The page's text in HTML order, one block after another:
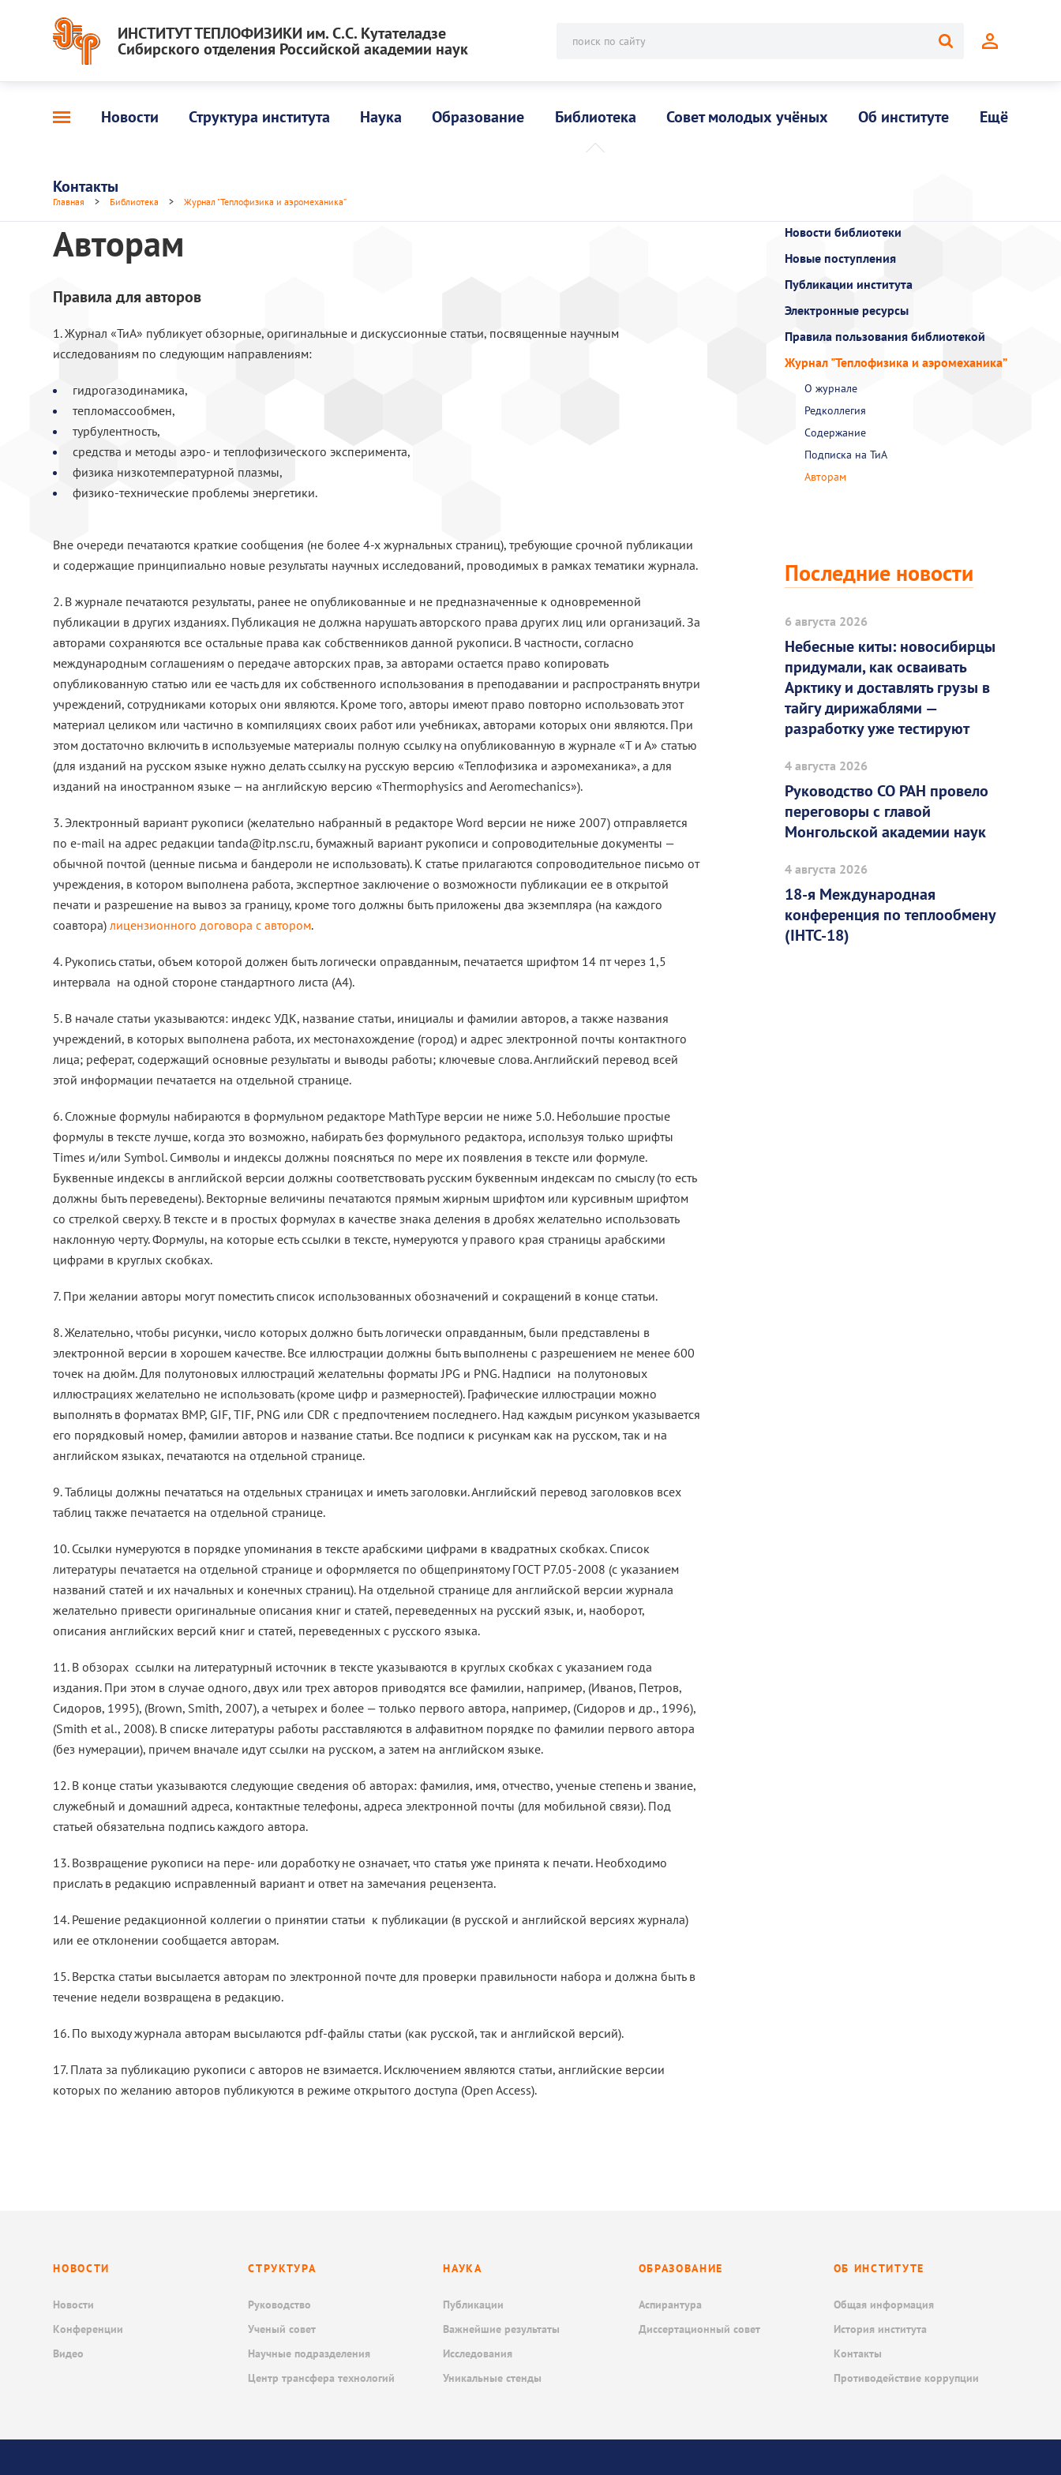
ИНСТИТУТ ТЕПЛОФИЗИКИ им. С.С. Кутателадзе
Сибирского отделения Российской академии наук поиск по сайту
Новости Структура института Наука Образование Библиотека Совет молодых учёных Об институте Ещё
Контакты
Главная > Библиотека > Журнал "Теплофизика и аэромеханика”
Авторам
Правила для авторов
1. Журнал «ТиА» публикует обзорные, оригинальные и дискуссионные статьи, посвященные научным
исследованиям по следующим направлениям:
гидрогазодинамика,
тепломассообмен,
турбулентность,
средства и методы аэро- и теплофизического эксперимента,
физика низкотемпературной плазмы,
физико-технические проблемы энергетики.
Вне очереди печатаются краткие сообщения (не более 4-х журнальных страниц), требующие срочной публикации
и содержащие принципиально новые результаты научных исследований, проводимых в рамках тематики журнала.
2. В журнале печатаются результаты, ранее не опубликованные и не предназ­наченные к одновременной
публикации в других изданиях. Публикация не должна нарушать авторского права других лиц или организаций. За
авторами сохраняются все остальные права как собственников данной рукописи. В частности, согласно
международным соглашениям о передаче авторских прав, за авторами остается право копировать
опубликованную статью или ее часть для их собственного использования в преподавании и распространять внутри
учреждений, сотрудниками которых они являются. Кроме того, авторы имеют право повторно использовать этот
материал целиком или частично в компиляциях своих работ или учебниках, авторами которых они являются. При
этом достаточно включить в используемые материалы полную ссылку на опубликованную в журнале «Т и А» статью
(для изданий на русском языке нужно делать ссылку на русскую версию «Теплофизика и аэромеханика», а для
изданий на иностранном языке — на английскую версию «Thermophysics and Aeromechanics»).
3. Электронный вариант рукописи (желательно набранный в редакторе Word версии не ниже 2007) отправляется
по e-mail на адрес редакции tanda@itp.nsc.ru, бумажный вариант рукописи и сопроводительные документы —
обычной почтой (ценные письма и бандероли не использовать). К статье прилагаются сопроводительное письмо от
учреждения, в котором выполнена работа, экспертное заключение о возможности публикации ее в открытой
печати и разрешение на вывоз за границу, кроме того должны быть приложены два экземпляра (на каждого
соавтора)лицензионного договора с автором.
4. Рукопись статьи, объем которой должен быть логически оправданным, печатается шрифтом 14 пт через 1,5
интервала на одной стороне стандартного листа (А4).
5. В начале статьи указываются: индекс УДК, название статьи, инициалы и фамилии авторов, а также названия
учреждений, в которых выполнена работа, их местонахождение (город) и адрес электронной почты контактного
лица; реферат, содержащий основные результаты и выводы работы; ключевые слова. Английский перевод всей
этой информации печатается на отдельной странице.
6. Сложные формулы набираются в формульном редакторе MathType версии не ниже 5.0. Небольшие простые
формулы в тексте лучше, когда это возможно, набирать без формульного редактора, используя только шрифты
Times и/или Symbol. Символы и индексы должны поясняться по мере их появления в тексте или формуле.
Буквенные индексы в английской версии должны соответствовать русским буквенным индексам по смыслу (то есть
должны быть переведены). Векторные величины печатаются прямым жирным шрифтом или курсивным шрифтом
со стрелкой сверху. В тексте и в простых формулах в качестве знака деления в дробях желательно использовать
наклонную черту. Формулы, на которые есть ссылки в тексте, нумеруются у правого края страницы арабскими
цифрами в круглых скобках.
7. При желании авторы могут поместить список использованных обозначений и сокращений в конце статьи.
8. Желательно, чтобы рисунки, число которых должно быть логически оправданным, были представлены в
электронной версии в хорошем качестве. Все иллюстрации должны быть выполнены с разрешением не менее 600
точек на дюйм. Для полутоновых иллюстраций желательны форматы JPG и PNG. Надписи на полутоновых
иллюстрациях желательно не использовать (кроме цифр и размерностей). Графические иллюстрации можно
выполнять в форматах BMP, GIF, TIF, PNG или CDR с предпочтением последнего. Над каждым рисунком указывается
его порядковый номер, фамилии авторов и название статьи. Все подписи к рисункам как на русском, так и на
английском языках, печатаются на отдельной странице.
9. Таблицы должны печататься на отдельных страницах и иметь заголовки. Англий­ский перевод заголовков всех
таблиц также печатается на отдельной странице.
10. Ссылки нумеруются в порядке упоминания в тексте арабскими цифрами в квад­ратных скобках. Список
литературы печатается на отдельной странице и оформляется по общепринятому ГОСТ Р7.05-2008 (с указанием
названий статей и их начальных и конечных страниц). На отдельной странице для английской версии журнала
желательно привести оригинальные описания книг и статей, переведенных на русский язык, и, наоборот,
описания английских версий книг и статей, переведенных с русского языка.
11. В обзорах ссылки на литературный источник в тексте указываются в круглых скобках с указанием года
издания. При этом в случае одного, двух или трех авторов приводятся все фамилии, например, (Иванов, Петров,
Сидоров, 1995), (Brown, Smith, 2007), а четырех и более — только первого автора, например, (Сидоров и др., 1996),
(Smith et al., 2008). В списке литературы работы расставляются в алфавитном порядке по фамилии первого автора
(без нумерации), причем вначале идут ссылки на русском, а затем на английском языке.
12. В конце статьи указываются следующие сведения об авторах: фамилия, имя, отчество, ученые степень и звание,
служебный и домашний адреса, контактные телефоны, адреса электронной почты (для мобильной связи). Под
статьей обязательна подпись каждого автора.
13. Возвращение рукописи на пере- или доработку не означает, что статья уже принята к печати. Необходимо
прислать в редакцию исправленный вариант и ответ на замечания рецензента.
14. Решение редакционной коллегии о принятии статьи к публикации (в русской и английской версиях журнала)
или ее отклонении сообщается авторам.
15. Верстка статьи высылается авторам по электронной почте для проверки правильности набора и должна быть в
течение недели возвращена в редакцию.
16. По выходу журнала авторам высылаются pdf-файлы статьи (как русской, так и английской версий).
17. Плата за публикацию рукописи с авторов не взимается. Исключением являются статьи, английские версии
которых по желанию авторов публикуются в режиме открытого доступа (Open Access).
Новости библиотеки
Новые поступления
Публикации института
Электронные ресурсы
Правила пользования библиотекой
Журнал "Теплофизика и аэромеханика”
О журнале
Редколлегия
Содержание
Подписка на ТиА
Авторам
Последние новости
6 августа 2026
Небесные киты: новосибирцы
придумали, как осваивать
Арктику и доставлять грузы в
тайгу дирижаблями —
разработку уже тестируют
4 августа 2026
Руководство СО РАН провело
переговоры с главой
Монгольской академии наук
4 августа 2026
18-я Международная
конференция по теплообмену
(IHTC-18)
НОВОСТИ
Новости
Конференции
Видео
СТРУКТУРА
Руководство
Ученый совет
Научные подразделения
Центр трансфера технологий
НАУКА
Публикации
Важнейшие результаты
Исследования
Уникальные стенды
ОБРАЗОВАНИЕ
Аспирантура
Диссертационный совет
ОБ ИНСТИТУТЕ
Общая информация
История института
Контакты
Противодействие коррупции